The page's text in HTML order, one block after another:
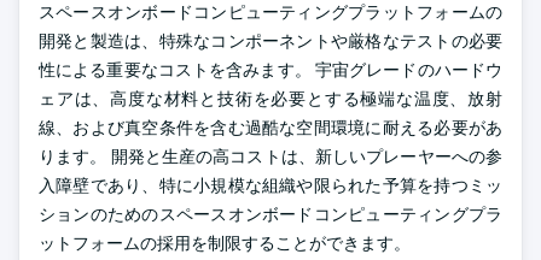
スペースオンボードコンピューティングプラットフォームの
開発と製造は、特殊なコンポーネントや厳格なテストの必要
性による重要なコストを含みます。 宇宙グレードのハードウ
ェアは、高度な材料と技術を必要とする極端な温度、放射
線、および真空条件を含む過酷な空間環境に耐える必要があ
ります。 開発と生産の高コストは、新しいプレーヤーへの参
入障壁であり、特に小規模な組織や限られた予算を持つミッ
ションのためのスペースオンボードコンピューティングプラ
ットフォームの採用を制限することができます。